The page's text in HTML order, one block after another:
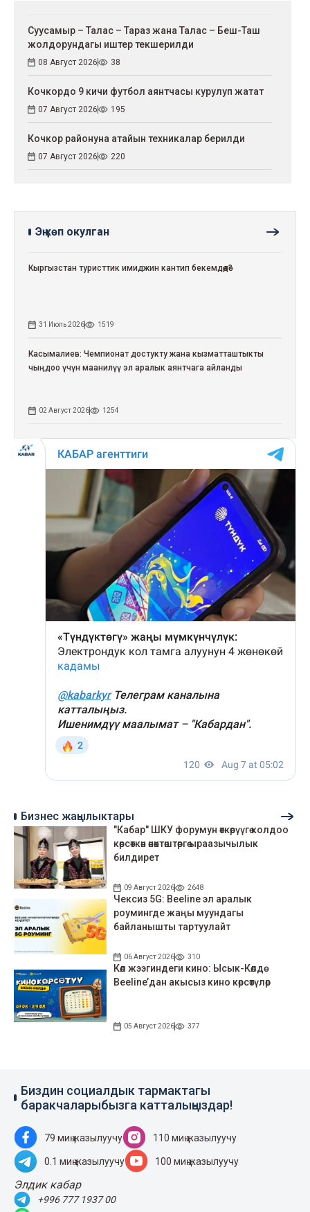
Суусамыр – Талас – Тараз жана Талас – Беш-Таш
жолдорундагы иштер текшерилди
08 Август 2026 38
Кочкордо 9 кичи футбол аянтчасы курулуп жатат
07 Август 2026 195
Кочкор районуна атайын техникалар берилди
07 Август 2026 220
Эң көп окулган
Кыргызстан туристтик имиджин кантип бекемдөөдө?
31 Июль 2026 1519
Касымалиев: Чемпионат достукту жана кызматташтыкты
чыңдоо үчүн маанилүү эл аралык аянтчага айланды
02 Август 2026 1254
Бизнес жаңылыктары
"Кабар" ШКУ форумун өткөрүүгө колдоо
көрсөткөн өнөктөштөргө ыраазычылык
билдирет
09 Август 2026 2648
Чексиз 5G: Beeline эл аралык
роумингде жаңы муундагы
байланышты тартуулайт
06 Август 2026 310
Көл жээгиндеги кино: Ысык-Көлдө
Beeline’дан акысыз кино көрсөтүлөр
05 Август 2026 377
Биздин социалдык тармактагы
баракчаларыбызга катталыңыздар!
79 миң жазылуучу 110 миң жазылуучу
0.1 миң жазылуучу 100 миң жазылуучу
Элдик кабар
+996 777 1937 00